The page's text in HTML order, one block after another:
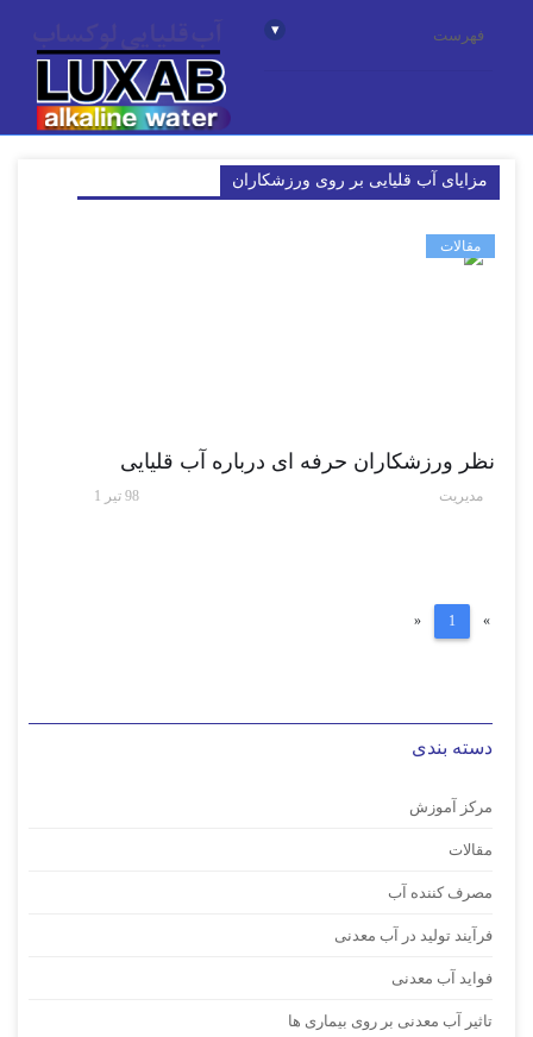
فهرست ▾
مزایای آب قلیایی بر روی ورزشکاران
مقالات
نظر ورزشکاران حرفه ای درباره آب قلیایی
مدیریت 98 تیر 1
«
Previous 1 »
Next
دسته بندی
مرکز آموزش
مقالات
مصرف کننده آب
فرآیند تولید در آب معدنی
فواید آب معدنی
تاثیر آب معدنی بر روی بیماری ها